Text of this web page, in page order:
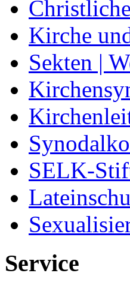
Kirche
Sekten |
SELK-
Service